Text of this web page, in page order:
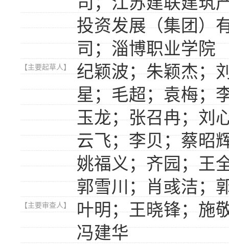
投资发展（集团）
司；淄博职业学院
【主要起草人】
纪颖波；朱颖杰；
星；毛超；袁梅；
玉龙；张召冉；刘
云飞；李贝；蔡昭
姚福义；齐园；王
郭雪川；肖彧洁；
【主要审查人】
叶明；王晓锋；施
冯建华